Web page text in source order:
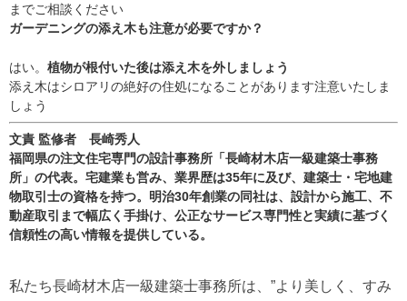
までご相談ください
ガーデニングの添え木も注意が必要ですか？
はい。 植物が根付いた後は添え木を外しましょう
添え木はシロアリの絶好の住処になることがあります注意いたしま
しょう
文責 監修者 長崎秀人
福岡県の注文住宅専門の設計事務所「長崎材木店一級建築士事務
所」の代表。宅建業も営み、業界歴は35年に及び、建築士・宅地建
物取引士の資格を持つ。明治30年創業の同社は、設計から施工、不
動産取引まで幅広く手掛け、公正なサービス専門性と実績に基づく
信頼性の高い情報を提供している。
私たち長崎材木店一級建築士事務所は、”より美しく、すみ